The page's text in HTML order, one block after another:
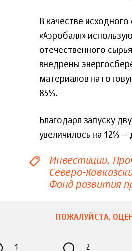
В качестве
«Аэробалл»
отечественного
внедрены
материалов на
85%.
Благодаря запуску
увеличилось на 12% –
Инвестиции
Северо-
Фонд развития
ПОЖАЛУЙСТА,
1 2